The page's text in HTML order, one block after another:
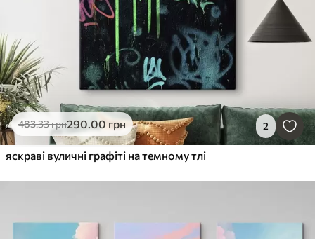
483.33грн290.00 грн 2
яскраві вуличні графіті на темному тлі